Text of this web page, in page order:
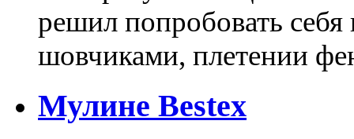
решил попробовать
шовчиками, плетении
Мулине Bestex